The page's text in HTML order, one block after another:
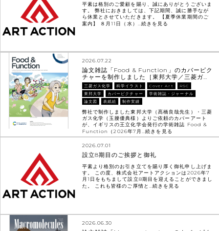
平素は格別のご愛顧を賜り、誠にありがとうございま
す。 弊社におきましては、下記期間、誠に勝手なが
ら休業とさせていただきます。 【夏季休業期間のご
案内】 ８月11日（水）…続きを見る
2026.07.22
論文雑誌「Food & Function」のカバーピク
チャーを制作しました［東邦大学／三菱ガ…
三菱ガス化学 科学イラスト Cover Art
RSC
東邦大学
カバーピクチャー
学術雑誌・ジャーナル
論文図
表紙絵 制作実績
弊社で制作しました東邦大学（髙橋良哉先生）・三菱
ガス化学（玉腰優典様）よりご依頼のカバーアート
が、イギリスの王立化学会発行の学術雑誌 Food &
Function（2026年7月…続きを見る
2026.07.01
設立8期目のご挨拶と御礼
平素より格別のお引き立てを賜り厚く御礼申し上げま
す。 この度、株式会社アートアクションは2026年7
月1日をもちまして設立8期目を迎えることができまし
た。 これも皆様のご厚情と…続きを見る
2026.06.30